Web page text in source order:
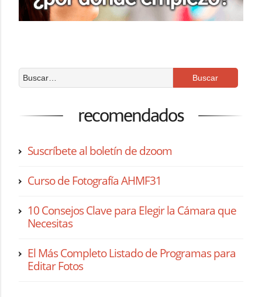
recomendados
Suscríbete al boletín de dzoom
Curso de Fotografía AHMF31
10 Consejos Clave para Elegir la Cámara que
Necesitas
El Más Completo Listado de Programas para
Editar Fotos